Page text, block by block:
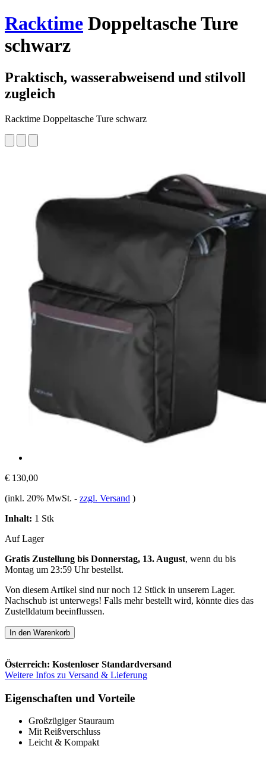
Racktime Doppeltasche Ture
schwarz
Praktisch, wasserabweisend und stilvoll
zugleich
Racktime Doppeltasche Ture schwarz
€ 130,00
(inkl. 20% MwSt. - zzgl. Versand )
Inhalt: 1 Stk
Auf Lager
Gratis Zustellung bis Donnerstag, 13. August, wenn du bis
Montag um 23:59 Uhrbestellst.
Von diesem Artikel sind nur noch 12 Stück in unserem Lager.
Nachschub ist unterwegs! Falls mehr bestellt wird, könnte dies das
Zustelldatum beeinflussen.
In den Warenkorb
Österreich: Kostenloser Standardversand
Weitere Infos zu Versand & Lieferung
Eigenschaften und Vorteile
Großzügiger Stauraum
Mit Reißverschluss
Leicht & Kompakt